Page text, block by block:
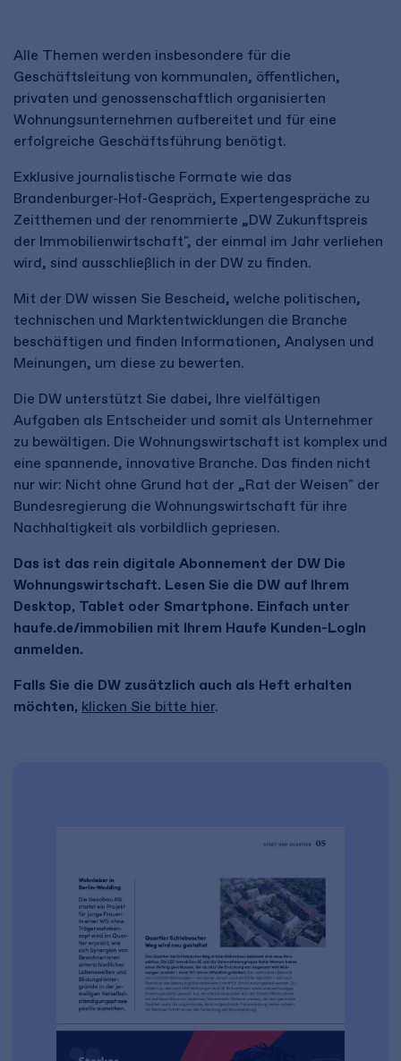
Alle Themen werden insbesondere für die
Geschäftsleitung von kommunalen, öffentlichen,
privaten und genossenschaftlich organisierten
Wohnungsunternehmen aufbereitet und für eine
erfolgreiche Geschäftsführung benötigt.
Exklusive journalistische Formate wie das
Brandenburger-Hof-Gespräch, Expertengespräche zu
Zeitthemen und der renommierte „DW Zukunftspreis
der Immobilienwirtschaft", der einmal im Jahr verliehen
wird, sind ausschließlich in der DW zu finden.
Mit der DW wissen Sie Bescheid, welche politischen,
technischen und Marktentwicklungen die Branche
beschäftigen und finden Informationen, Analysen und
Meinungen, um diese zu bewerten.
Die DW unterstützt Sie dabei, Ihre vielfältigen
Aufgaben als Entscheider und somit als Unternehmer
zu bewältigen. Die Wohnungswirtschaft ist komplex und
eine spannende, innovative Branche. Das finden nicht
nur wir: Nicht ohne Grund hat der „Rat der Weisen" der
Bundesregierung die Wohnungswirtschaft für ihre
Nachhaltigkeit als vorbildlich gepriesen.
Das ist das rein digitale Abonnement der DW Die
Wohnungswirtschaft. Lesen Sie die DW auf Ihrem
Desktop, Tablet oder Smartphone. Einfach unter
haufe.de/immobilien mit Ihrem Haufe Kunden-LogIn
anmelden.
Falls Sie die DW zusätzlich auch als Heft erhalten
möchten, klicken Sie bitte hier.